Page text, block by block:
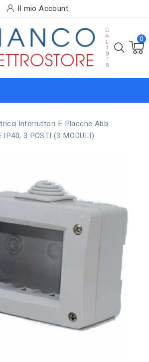
Il mio Account
0
Interruttori E Placche Abb
IP40, 3 POSTI (3 MODULI)